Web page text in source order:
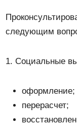
следующим
1. Социальные
оформление;
перерасчет;